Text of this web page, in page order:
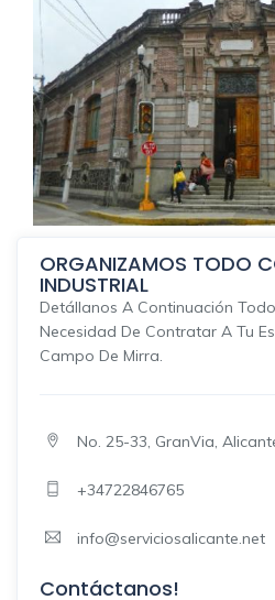
ORGANIZAMOS TODO
INDUSTRIAL
Detállanos A Continuación
Necesidad De Contratar A Tu
Campo De Mirra.
No. 25-33, GranVia,
+34722846765
info@serviciosalicante.net
Contáctanos!